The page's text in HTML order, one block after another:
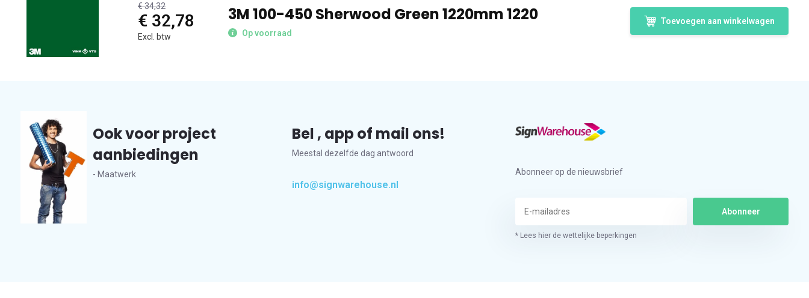
€ 34,32
€ 32,78
Excl. btw
3M 100-450 Sherwood Green 1220mm 1220
Op voorraad
Toevoegen aan winkelwagen
Ook voor project
aanbiedingen
- Maatwerk
Bel , app of mail ons!
Meestal dezelfde dag antwoord
info@signwarehouse.nl
Abonneer op de nieuwsbrief
Abonneer
* Lees hier de wettelijke beperkingen